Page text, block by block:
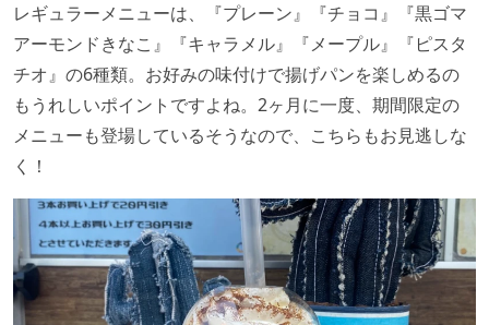
レギュラーメニューは、『プレーン』『チョコ』『黒ゴマ
アーモンドきなこ』『キャラメル』『メープル』『ピスタ
チオ』の6種類。お好みの味付けで揚げパンを楽しめるの
もうれしいポイントですよね。2ヶ月に一度、期間限定の
メニューも登場しているそうなので、こちらもお見逃しな
く！